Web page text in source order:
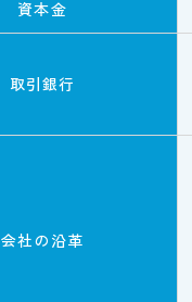
資本金
取引銀行
会社の沿革